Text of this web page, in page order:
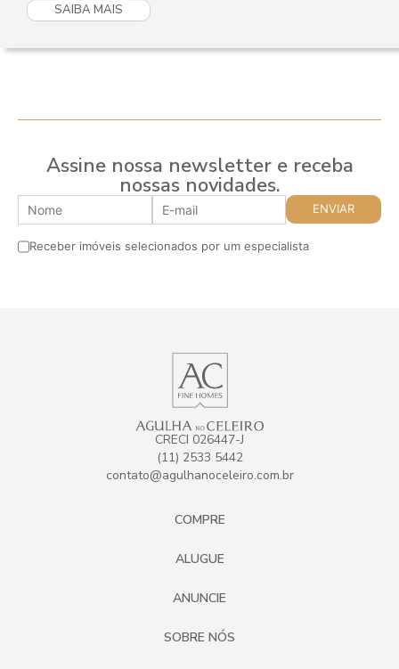
SAIBA MAIS
Assine nossa newsletter e receba
nossas novidades.
Receber imóveis selecionados por um especialista
CRECI 026447-J
(11) 2533 5442
contato@agulhanoceleiro.com.br
COMPRE
ALUGUE
ANUNCIE
SOBRE NÓS